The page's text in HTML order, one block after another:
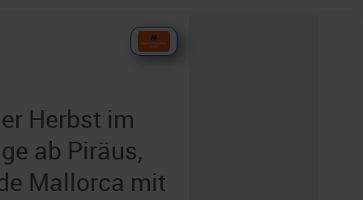
Herbst im
ab Piräus,
Mallorca mit